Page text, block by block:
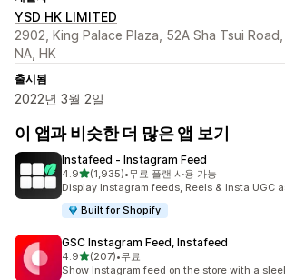
YSD HK LIMITED
2902, King Palace Plaza, 52A Sha Tsui Road,
NA, HK
출시됨
2022년 3월 2일
이 앱과 비슷한 더 많은 앱 보기
Instafeed ‑ Instagram Feed
4.9별 5개 중
(1,935)
총 리뷰 1935개
•무료 플랜 사용 가능
Display Instagram feeds, Reels & Insta UGC
Built for Shopify
GSC Instagram Feed, Instafeed
4.9별 5개 중
(207)
총 리뷰 207개
•무료
Show Instagram feed on the store with a